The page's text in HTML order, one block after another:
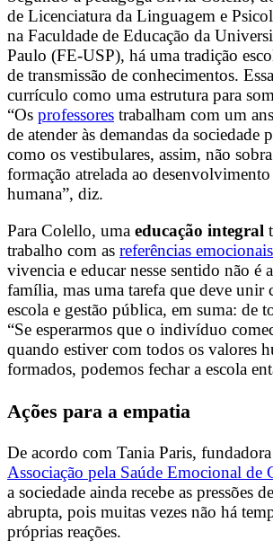
de Licenciatura da Linguagem e
na Faculdade de Educação da
Paulo (FE-USP), há uma tradição
de transmissão de conhecimentos.
currículo como uma estrutura para
“Os professores trabalham com um
de atender às demandas da sociedade
como os vestibulares, assim, não
formação atrelada ao
humana”, diz.
Para Colello, uma educação integral
trabalho com as referências emocionais
vivencia e educar nesse sentido não é
família, mas uma tarefa que deve unir
escola e gestão pública, em suma: de
“Se esperarmos que o indivíduo
quando estiver com todos os valores
formados, podemos fechar a escola
Ações para a empatia
De acordo com Tania Paris,
Associação pela Saúde Emocional de
a sociedade ainda recebe as pressões
abrupta, pois muitas vezes não há
próprias reações.